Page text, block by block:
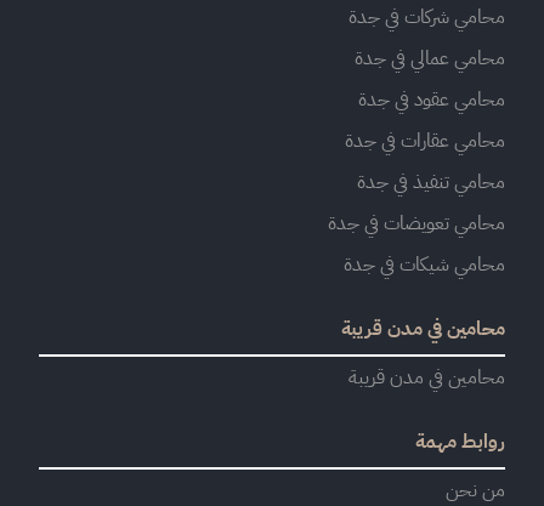
محامي شركات في جدة
محامي عمالي في جدة
محامي عقود في جدة
محامي عقارات في جدة
محامي تنفيذ في جدة
محامي تعويضات في جدة
محامي شيكات في جدة
محامين في مدن قريبة
محامين في مدن قريبة
روابط مهمة
من نحن